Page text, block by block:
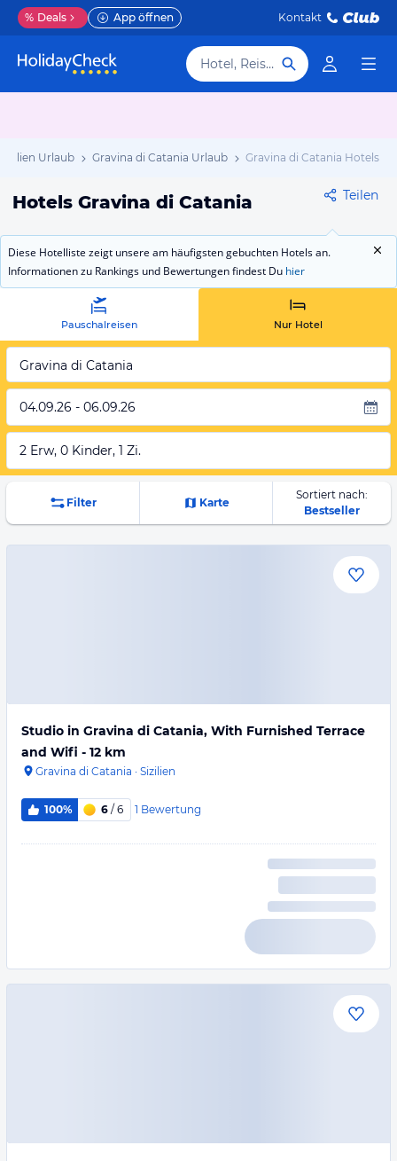
% Deals App öffnen Kontakt
Hotel, Reiseziel
Sizilien Urlaub Gravina di Catania Urlaub Gravina di Catania Hotels
Hotels Gravina di Catania Teilen
Diese Hotelliste zeigt unsere am häufigsten gebuchten Hotels an.
Informationen zu Rankings und Bewertungen findest Du hier
Pauschalreisen Nur Hotel
Gravina di Catania
04.09.26 - 06.09.26
2 Erw, 0 Kinder, 1 Zi.
Filter Karte
Sortiert nach:
Bestseller
Studio in Gravina di Catania, With Furnished Terrace
and Wifi - 12 km
Gravina di Catania · Sizilien
100% 6 / 6 1 Bewertung